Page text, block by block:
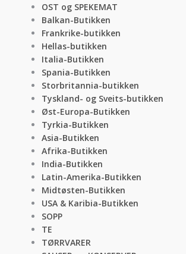
OST og SPEKEMAT
Balkan-Butikken
Frankrike-butikken
Hellas-butikken
Italia-Butikken
Spania-Butikken
Storbritannia-butikken
Tyskland- og Sveits-butikken
Øst-Europa-Butikken
Tyrkia-Butikken
Asia-Butikken
Afrika-Butikken
India-Butikken
Latin-Amerika-Butikken
Midtøsten-Butikken
USA & Karibia-Butikken
SOPP
TE
TØRRVARER